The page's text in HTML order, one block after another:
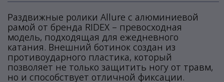
Раздвижные ролики Allure с алюминиевой
рамой от бренда RIDEX – превосходная
модель, подходящая для ежедневного
катания. Внешний ботинок создан из
противоударного пластика, который
позволяет не только защитить ногу от травм,
но и способствует отличной фиксации.